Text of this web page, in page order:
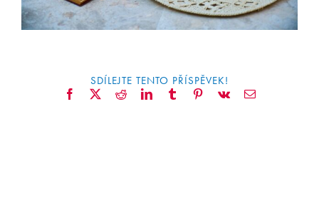
SDÍLEJTE TENTO PŘÍSPĚVEK!
Facebook
X RedditLinkedIn TumblrPinterestVk Email